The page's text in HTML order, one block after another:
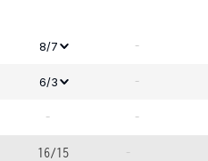
8/7 -
6/3 -
- -
16/15 -